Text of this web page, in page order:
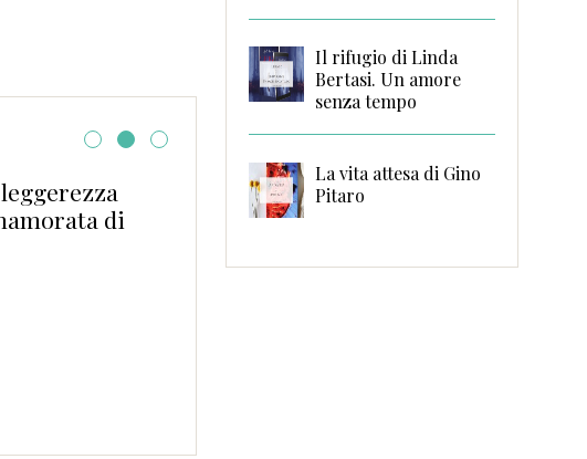
Quel prepotente desiderio di
vacanze!
Il rifugio di Linda
Bertasi. Un amore
senza tempo
La vita attesa di Gino
Pitaro